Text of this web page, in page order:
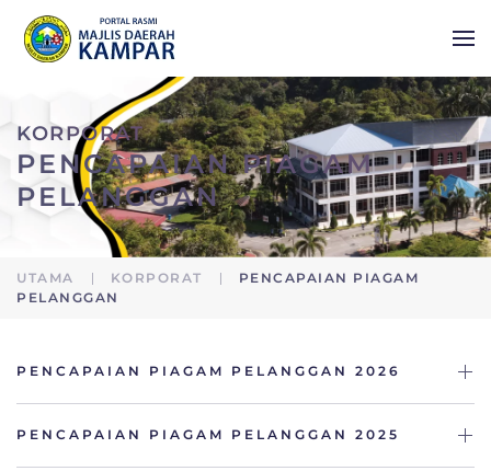
Skip to main content
KORPORAT
PENCAPAIAN PIAGAM
PELANGGAN
UTAMA KORPORAT
PENCAPAIAN PIAGAM
PELANGGAN
PENCAPAIAN PIAGAM PELANGGAN 2026
PENCAPAIAN PIAGAM PELANGGAN 2025